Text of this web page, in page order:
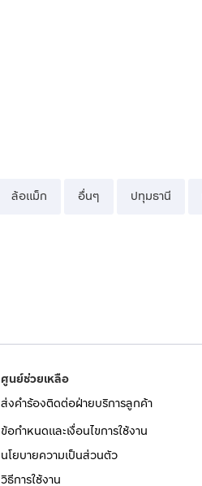
ล้อแม็ก อื่นๆ ปทุมธานี
ศูนย์ช่วยเหลือ
ส่งคำร้องติดต่อฝ่ายบริการลูกค้า
ข้อกำหนดและเงื่อนไขการใช้งาน
นโยบายความเป็นส่วนตัว
วิธีการใช้งาน